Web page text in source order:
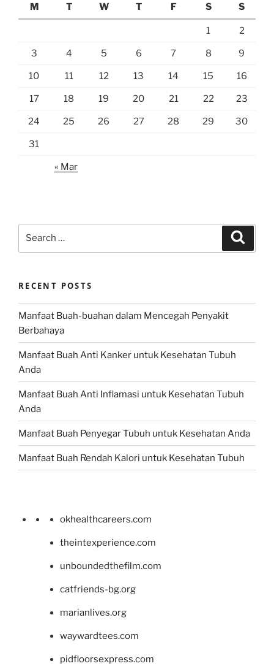
M
T W T F S S
1 2
3 4 5 6 7 8 9
10 11 12 13 14 15 16
17 18 19 20 21 22 23
24 25 26 27 28 29 30
31
« Mar
RECENT POSTS
Manfaat Buah-buahan dalam Mencegah Penyakit
Berbahaya
Manfaat Buah Anti Kanker untuk Kesehatan Tubuh
Anda
Manfaat Buah Anti Inflamasi untuk Kesehatan Tubuh
Anda
Manfaat Buah Penyegar Tubuh untuk Kesehatan Anda
Manfaat Buah Rendah Kalori untuk Kesehatan Tubuh
okhealthcareers.com
theintexperience.com
unboundedthefilm.com
catfriends-bg.org
marianlives.org
waywardtees.com
pidfloorsexpress.com